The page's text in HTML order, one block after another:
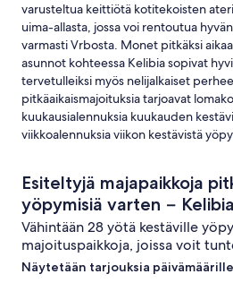
varusteltua keittiötä kotitekoisten
uima-allasta, jossa voi rentoutua
varmasti Vrbosta. Monet pitkäksi
asunnot kohteessa Kelibia sopivat
tervetulleiksi myös nelijalkaiset
pitkäaikaismajoituksia tarjoavat
kuukausialennuksia kuukauden
viikkoalennuksia viikon kestävistä
Esiteltyjä majapaikkoja
yöpymisiä varten − Kelibia
Vähintään 28 yötä kestäville
majoituspaikkoja, joissa voit
Näytetään tarjouksia